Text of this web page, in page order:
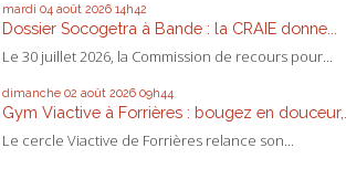
mardi 04 août 2026 14h42
Dossier Socogetra à Bande : la CRAIE donne...
Le 30 juillet 2026, la Commission de recours pour...
dimanche 02 août 2026 09h44
Gym Viactive à Forrières : bougez en douceur,...
Le cercle Viactive de Forrières relance son...